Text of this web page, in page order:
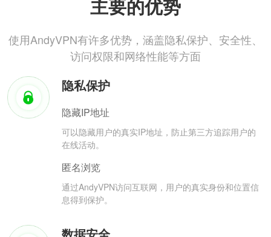
主要的优势
使用AndyVPN有许多优势，涵盖隐私保护、安全性、
访问权限和网络性能等方面
隐私保护
隐藏IP地址
可以隐藏用户的真实IP地址，防止第三方追踪用户的
在线活动。
匿名浏览
通过AndyVPN访问互联网，用户的真实身份和位置信
息得到保护。